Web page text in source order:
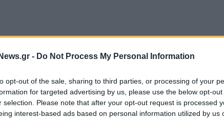
- Do Not Process My Personal Information
opt-out of the sale, sharing to third parties, or processing of your
for targeted advertising by us, please use the below opt-
selection. Please note that after your opt-out request is processed
interest-based ads based on personal information utilized by us